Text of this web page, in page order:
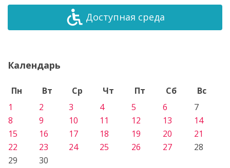
Доступная среда
Календарь
Пн Вт Ср Чт Пт Сб
Вс
1
2 3 4 5 6
7
8
9 10 11 12 13
14
15
16 17 18 19 20
21
22
23 24 25 26 27
28
29
30